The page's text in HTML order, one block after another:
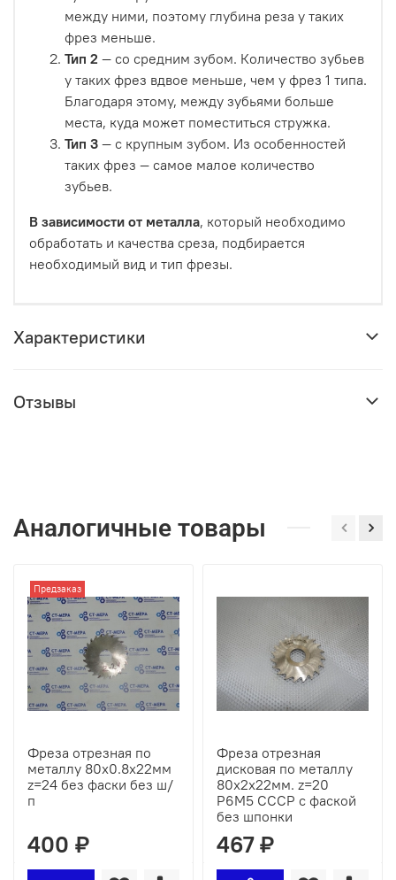
между ними, поэтому глубина реза у таких
фрез меньше.
Тип 2 — со средним зубом. Количество зубьев
у таких фрез вдвое меньше, чем у фрез 1 типа.
Благодаря этому, между зубьями больше
места, куда может поместиться стружка.
Тип 3 — с крупным зубом. Из особенностей
таких фрез — самое малое количество
зубьев.
В зависимости от металла, который необходимо
обработать и качества среза, подбирается
необходимый вид и тип фрезы.
Характеристики
Отзывы
Аналогичные товары
Предзаказ
Фреза отрезная по
металлу 80х0.8х22мм
z=24 без фаски без ш/
п
400 ₽
Фреза отрезная
дисковая по металлу
80х2х22мм. z=20
Р6М5 СССР с фаской
без шпонки
467 ₽